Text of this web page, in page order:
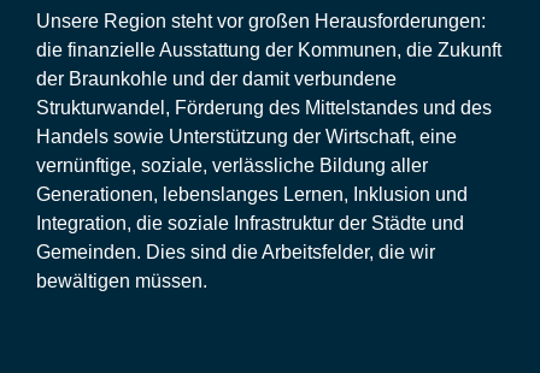
Unsere Region steht vor großen Herausforderungen:
die finanzielle Ausstattung der Kommunen, die Zukunft
der Braunkohle und der damit verbundene
Strukturwandel, Förderung des Mittelstandes und des
Handels sowie Unterstützung der Wirtschaft, eine
vernünftige, soziale, verlässliche Bildung aller
Generationen, lebenslanges Lernen, Inklusion und
Integration, die soziale Infrastruktur der Städte und
Gemeinden. Dies sind die Arbeitsfelder, die wir
bewältigen müssen.